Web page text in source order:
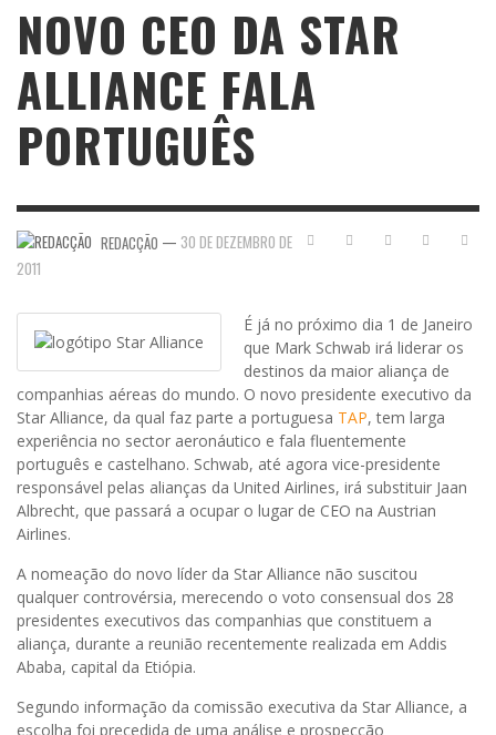
NOVO CEO DA STAR
ALLIANCE FALA
PORTUGUÊS
REDACÇÃO — 30 DE DEZEMBRO DE
2011
É já no próximo dia 1 de Janeiro
que Mark Schwab irá liderar os
destinos da maior aliança de
companhias aéreas do mundo. O novo presidente executivo da
Star Alliance, da qual faz parte a portuguesa TAP, tem larga
experiência no sector aeronáutico e fala fluentemente
português e castelhano. Schwab, até agora vice-presidente
responsável pelas alianças da United Airlines, irá substituir Jaan
Albrecht, que passará a ocupar o lugar de CEO na Austrian
Airlines.
A nomeação do novo líder da Star Alliance não suscitou
qualquer controvérsia, merecendo o voto consensual dos 28
presidentes executivos das companhias que constituem a
aliança, durante a reunião recentemente realizada em Addis
Ababa, capital da Etiópia.
Segundo informação da comissão executiva da Star Alliance, a
escolha foi precedida de uma análise e prospecção